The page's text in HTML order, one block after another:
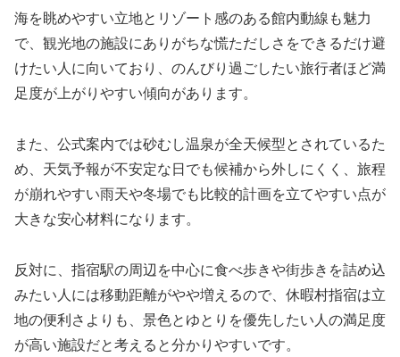
海を眺めやすい立地とリゾート感のある館内動線も魅力
で、観光地の施設にありがちな慌ただしさをできるだけ避
けたい人に向いており、のんびり過ごしたい旅行者ほど満
足度が上がりやすい傾向があります。
また、公式案内では砂むし温泉が全天候型とされているた
め、天気予報が不安定な日でも候補から外しにくく、旅程
が崩れやすい雨天や冬場でも比較的計画を立てやすい点が
大きな安心材料になります。
反対に、指宿駅の周辺を中心に食べ歩きや街歩きを詰め込
みたい人には移動距離がやや増えるので、休暇村指宿は立
地の便利さよりも、景色とゆとりを優先したい人の満足度
が高い施設だと考えると分かりやすいです。